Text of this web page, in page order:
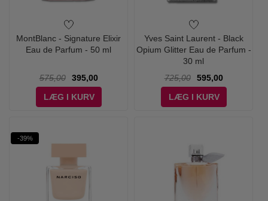
MontBlanc - Signature Elixir
Eau de Parfum - 50 ml
575,00
395,00
LÆG I KURV
Yves Saint Laurent - Black
Opium Glitter Eau de Parfum -
30 ml
725,00
595,00
LÆG I KURV
-39%